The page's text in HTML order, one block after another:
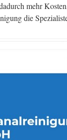
mehr
die